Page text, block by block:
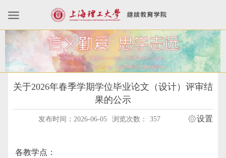
关于2026年春季学期学位毕业论文（设计）评审结
果的公示
发布时间：2026-06-05 浏览次数： 357 设置
各教学点：